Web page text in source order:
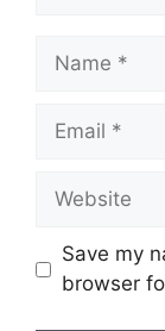
Name
Email
Website
Save my
browser